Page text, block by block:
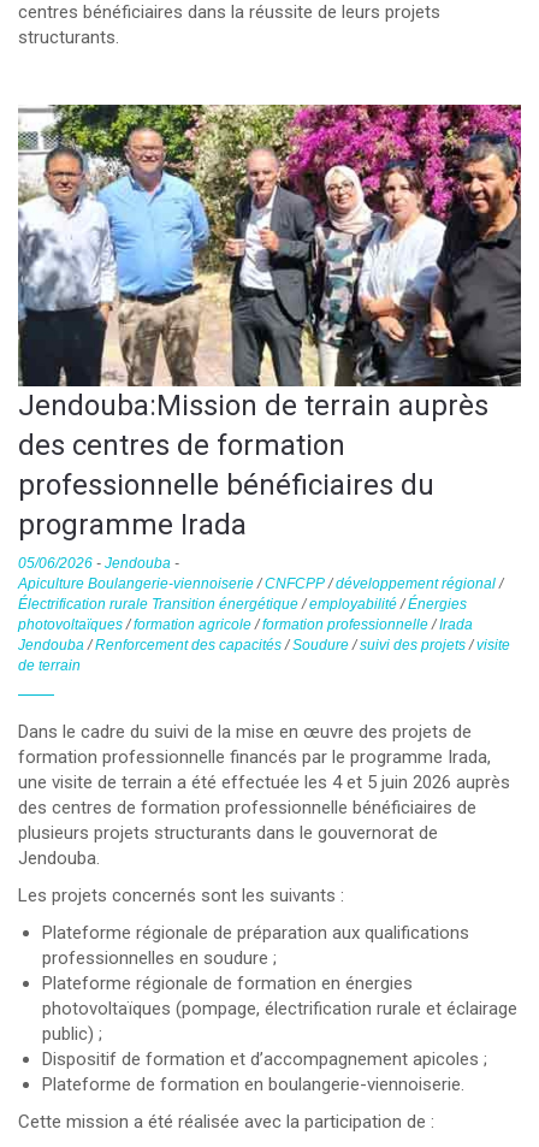
centres bénéficiaires dans la réussite de leurs projets
structurants.
Jendouba:Mission de terrain auprès
des centres de formation
professionnelle bénéficiaires du
programme Irada
05/06/2026 - Jendouba -
Apiculture Boulangerie-viennoiserie/CNFCPP/développement régional/
Électrification rurale Transition énergétique/employabilité/Énergies
photovoltaïques/formation agricole/formation professionnelle/Irada
Jendouba/Renforcement des capacités/Soudure/suivi des projets/visite
de terrain
Dans le cadre du suivi de la mise en œuvre des projets de
formation professionnelle financés par le programme Irada,
une visite de terrain a été effectuée les 4 et 5 juin 2026 auprès
des centres de formation professionnelle bénéficiaires de
plusieurs projets structurants dans le gouvernorat de
Jendouba.
Les projets concernés sont les suivants :
Plateforme régionale de préparation aux qualifications
professionnelles en soudure ;
Plateforme régionale de formation en énergies
photovoltaïques (pompage, électrification rurale et éclairage
public) ;
Dispositif de formation et d’accompagnement apicoles ;
Plateforme de formation en boulangerie-viennoiserie.
Cette mission a été réalisée avec la participation de :